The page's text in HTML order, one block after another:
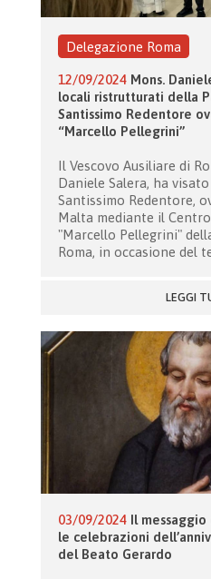
Delegazione Roma
12/09/2024 Mons.
locali ristrutturati della
Santissimo Redentore
“Marcello Pellegrini”
Il Vescovo Ausiliare di
Daniele Salera, ha
Santissimo Redentore,
Malta mediante il
"Marcello Pellegrini"
Roma, in occasione del
LEGGI
03/09/2024 Il messaggio
le celebrazioni
del Beato Gerardo